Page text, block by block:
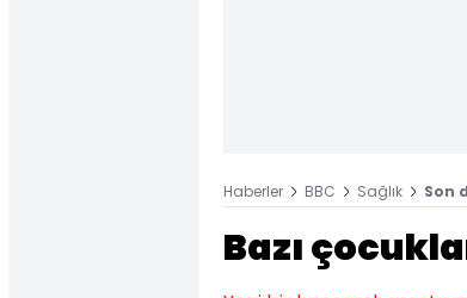
Haberler BBC Sağlık Son
Bazı